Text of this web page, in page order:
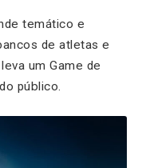
temático e
de atletas e
leva um Game de
público.